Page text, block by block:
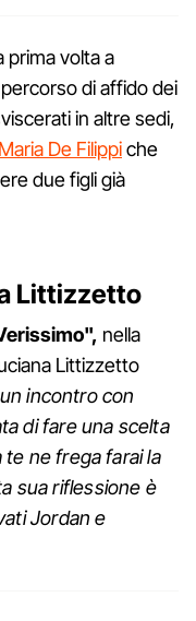
prima volta a
di affido dei
in altre sedi,
De Filippiche
due figli già
Littizzetto
nella
Littizzetto
incontro con
di fare una scelta
te ne frega farai la
sua riflessione è
Jordan e